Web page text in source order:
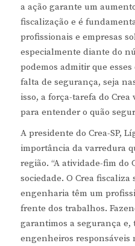
a ação garante um
fiscalização e é
profissionais e empresas
especialmente diante do
podemos admitir que
falta de segurança, seja
isso, a força-tarefa do Crea
para entender o quão
A presidente do Crea-SP,
importância da varredura
região. “A atividade-fim do
sociedade. O Crea fiscaliza
engenharia têm um
frente dos trabalhos.
garantimos a segurança e,
engenheiros responsáveis